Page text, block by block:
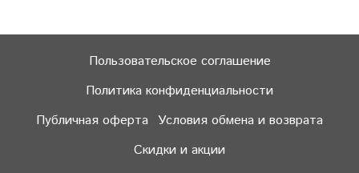
Пользовательское соглашение
Политика конфиденциальности
Публичная оферта Условия обмена и возврата
Скидки и акции